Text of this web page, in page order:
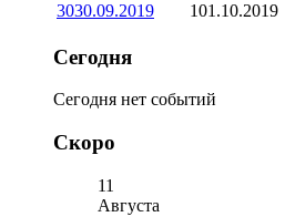
3030.09.2019 101.10.2019
Сегодня
Сегодня нет событий
Скоро
11
Августа